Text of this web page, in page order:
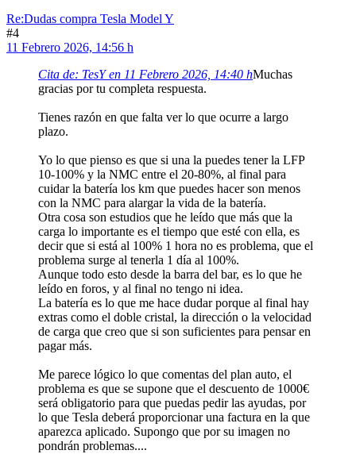
Re:Dudas compra Tesla Model Y
#4
11 Febrero 2026, 14:56 h
Cita de: TesY en 11 Febrero 2026, 14:40 hMuchas
gracias por tu completa respuesta.
Tienes razón en que falta ver lo que ocurre a largo
plazo.
Yo lo que pienso es que si una la puedes tener la LFP
10-100% y la NMC entre el 20-80%, al final para
cuidar la batería los km que puedes hacer son menos
con la NMC para alargar la vida de la batería.
Otra cosa son estudios que he leído que más que la
carga lo importante es el tiempo que esté con ella, es
decir que si está al 100% 1 hora no es problema, que el
problema surge al tenerla 1 día al 100%.
Aunque todo esto desde la barra del bar, es lo que he
leído en foros, y al final no tengo ni idea.
La batería es lo que me hace dudar porque al final hay
extras como el doble cristal, la dirección o la velocidad
de carga que creo que si son suficientes para pensar en
pagar más.
Me parece lógico lo que comentas del plan auto, el
problema es que se supone que el descuento de 1000€
será obligatorio para que puedas pedir las ayudas, por
lo que Tesla deberá proporcionar una factura en la que
aparezca aplicado. Supongo que por su imagen no
pondrán problemas....